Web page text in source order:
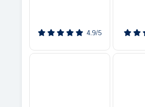
4.9/5